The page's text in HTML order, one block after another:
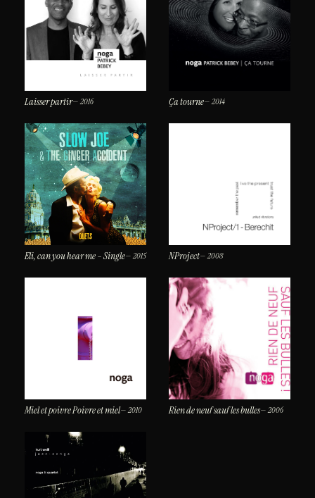
Laisser partir— 2016 Ça tourne— 2014
Eli, can you hear me – Single— 2015 NProject— 2008
Miel et poivre Poivre et miel— 2010 Rien de neuf sauf les bulles— 2006